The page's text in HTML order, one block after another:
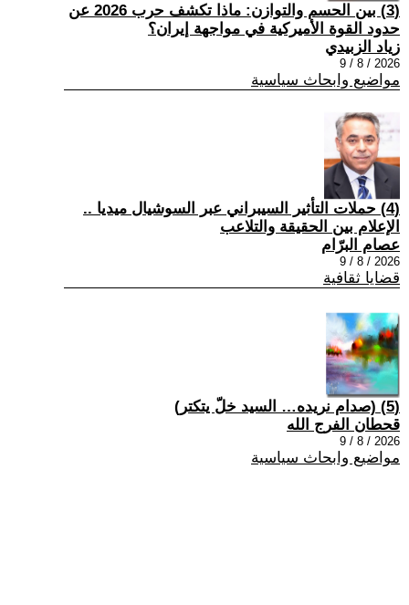
(3) بين الحسم والتوازن: ماذا تكشف حرب 2026 عن
حدود القوة الأميركية في مواجهة إيران؟
زياد الزبيدي
2026 / 8 / 9
مواضيع وابحاث سياسية
(4) حملات التأثير السيبراني عبر السوشيال ميديا ..
الإعلام بين الحقيقة والتلاعب
عصام البرّام
2026 / 8 / 9
قضايا ثقافية
(5) (صدام نريده… السيد خلّ يتكتر)
قحطان الفرج الله
2026 / 8 / 9
مواضيع وابحاث سياسية